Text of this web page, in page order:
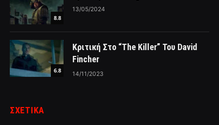
8.8
13/05/2024
6.8
Κριτική Στο “The Killer” Του David
Fincher
14/11/2023
ΣΧΕΤΙΚΑ